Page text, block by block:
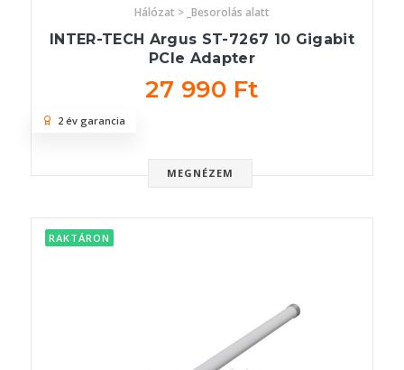
Hálózat > _Besorolás alatt
INTER-TECH Argus ST-7267 10 Gigabit
PCIe Adapter
27 990 Ft
MEGNÉZEM
2 év garancia
RAKTÁRON